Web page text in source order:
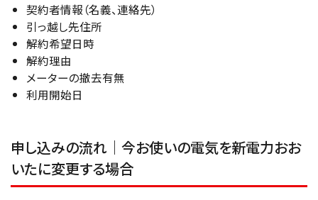
契約者情報（名義、連絡先）
引っ越し先住所
解約希望日時
解約理由
メーターの撤去有無
利用開始日
申し込みの流れ｜今お使いの電気を新電力おお
いたに変更する場合